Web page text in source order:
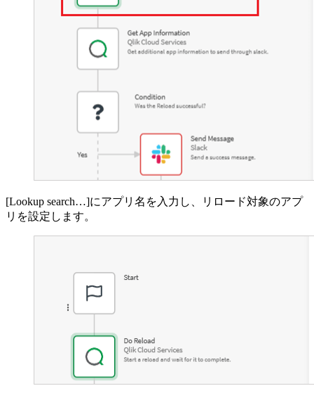
[Lookup search…]にアプリ名を入力し、リロード対象のアプ
リを設定します。